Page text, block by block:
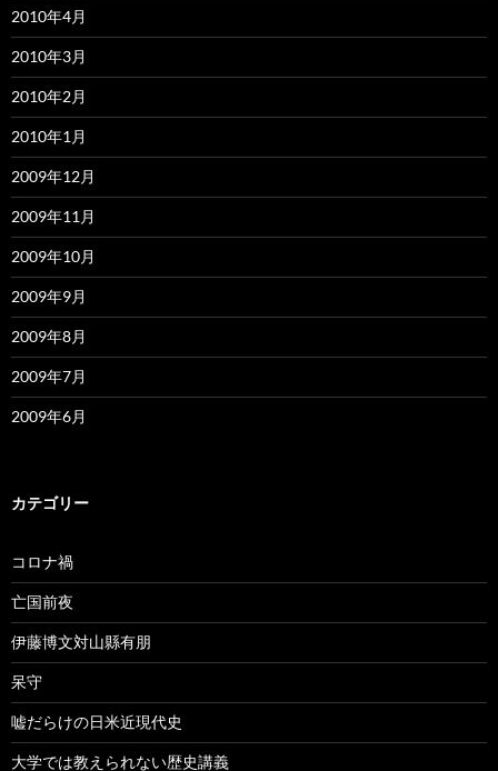
2010年4月
2010年3月
2010年2月
2010年1月
2009年12月
2009年11月
2009年10月
2009年9月
2009年8月
2009年7月
2009年6月
カテゴリー
コロナ禍
亡国前夜
伊藤博文対山縣有朋
呆守
嘘だらけの日米近現代史
大学では教えられない歴史講義